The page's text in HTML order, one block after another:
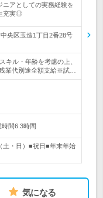
ニアとしての実務経験を
充実◎
央区玉造1丁目2番28号
キル・年齢を考慮の上、
業代別途全額支給※試…
間6.3時間
・日）■祝日■年末年始
気になる